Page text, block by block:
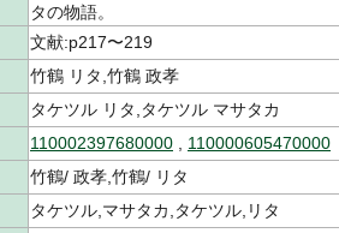
タの物語。
文献:p217〜219
竹鶴 リタ,竹鶴 政孝
タケツル リタ,タケツル マサタカ
110002397680000
110000605470000
竹鶴/ 政孝,竹鶴/ リタ
タケツル,マサタカ,タケツル,リタ